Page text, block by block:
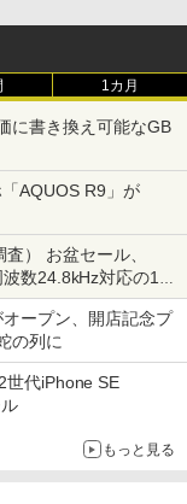
1カ月
に書き換え可能なGB
AQUOS R9」が
） お盆セール、
数24.8kHz対応の17
ル ほか
ープン、開店記念プ
の列に
世代iPhone SE
もっと見る